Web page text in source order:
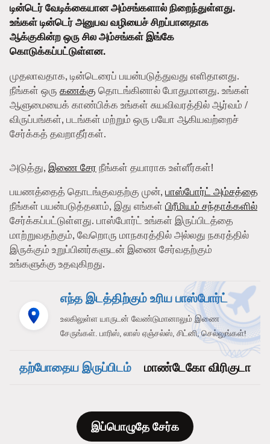
டின்டெர் வேடிக்கையான அம்சங்களால் நிறைந்துள்ளது.
உங்கள் டின்டெர் அனுபவ வழியைச் சிறப்பானதாக
ஆக்குகின்ற ஒரு சில அம்சங்கள் இங்கே
கொடுக்கப்பட்டுள்ளன.
முதலாவதாக, டின்டெரைப் பயன்படுத்துவது எளிதானது.
நீங்கள் ஒரு கணக்கு தொடங்கினால் போதுமானது. உங்கள்
ஆளுமையைக் காண்பிக்க உங்கள் சுயவிவரத்தில் ஆர்வம் /
விருப்பங்கள், படங்கள் மற்றும் ஒரு பயோ ஆகியவற்றைச்
சேர்க்கத் தவறாதீர்கள்.
அடுத்து, இணை சேர நீங்கள் தயாராக உள்ளீர்கள்!
பயணத்தைத் தொடங்குவதற்கு முன், பாஸ்போர்ட் அம்சத்தை
நீங்கள் பயன்படுத்தலாம், இது எங்கள் பிரீமியம் சந்தாக்களில்
சேர்க்கப்பட்டுள்ளது. பாஸ்போர்ட் உங்கள் இருப்பிடத்தை
மாற்றுவதற்கும், வேறொரு மாநகரத்தில் அல்லது நகரத்தில்
இருக்கும் உறுப்பினர்களுடன் இணை சேர்வதற்கும்
உங்களுக்கு உதவுகிறது.
எந்த இடத்திற்கும் உரிய பாஸ்போர்ட்
உலகிலுள்ள யாருடன் வேண்டுமானாலும் இணை
சேருங்கள். பாரிஸ், லாஸ் ஏஞ்சல்ஸ், சிட்னி, செல்லுங்கள்!
தற்போதைய இருப்பிடம் மாண்டேகோ விரிகுடா
இப்பொழுதே சேர்க